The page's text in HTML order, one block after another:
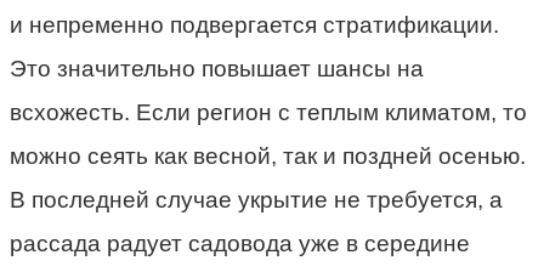
и непременно подвергается стратификации.
Это значительно повышает шансы на
всхожесть. Если регион с теплым климатом, то
можно сеять как весной, так и поздней осенью.
В последней случае укрытие не требуется, а
рассада радует садовода уже в середине